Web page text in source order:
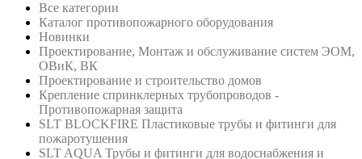
Все категории
Каталог противопожарного оборудования
Новинки
Проектирование, Монтаж и обслуживание систем ЭОМ,
ОВиК, ВК
Проектирование и строительство домов
Крепление спринклерных трубопроводов -
Противопожарная защита
SLT BLOCKFIRE Пластиковые трубы и фитинги для
пожаротушения
SLT AQUA Трубы и фитинги для водоснабжения и